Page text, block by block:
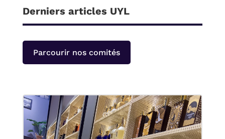
Derniers articles UYL
Parcourir nos comités